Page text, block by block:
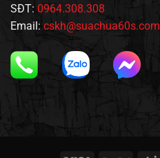
SĐT: 0964.308.308
Email: cskh@suachua60s.com